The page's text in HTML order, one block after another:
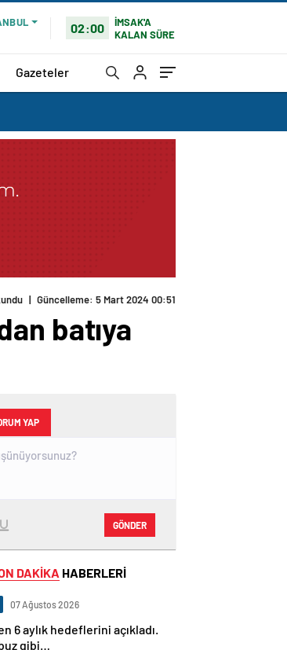
02:00
İMSAK'A
KALAN SÜRE
Gazeteler
| Güncelleme: 5 Mart 2024 00:51
batıya
YAP
GÖNDER
DAKİKA HABERLERİ
07 Ağustos 2026
6 aylık hedeflerini açıkladı.
gibi…